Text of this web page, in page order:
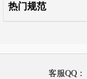
热门规范
客服QQ：